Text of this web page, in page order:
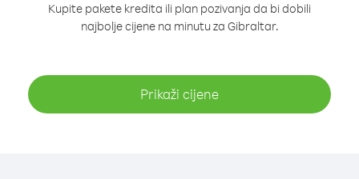
Kupite pakete kredita ili plan pozivanja da bi dobili
najbolje cijene na minutu za Gibraltar.
Prikaži cijene